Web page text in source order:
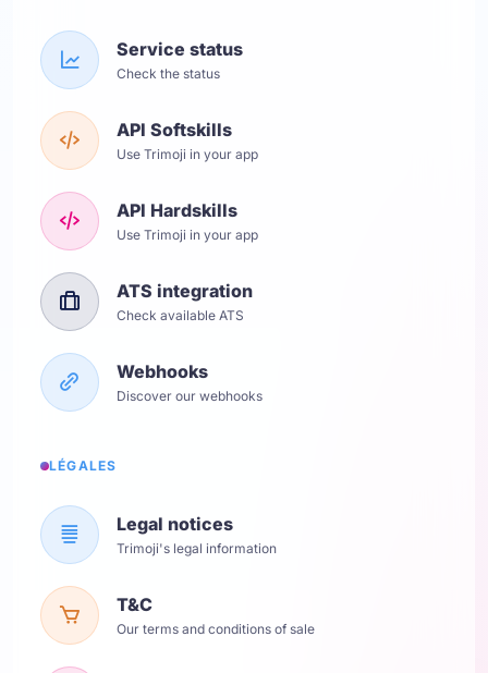
Service status
Check the status
API Softskills
Use Trimoji in your app
API Hardskills
Use Trimoji in your app
ATS integration
Check available ATS
Webhooks
Discover our webhooks
LÉGALES
Legal notices
Trimoji's legal information
T&C
Our terms and conditions of sale